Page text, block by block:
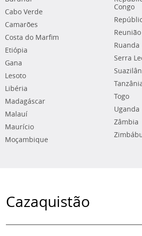
Cabo Verde
Camarões
Costa do Marfim
Etiópia
Gana
Lesoto
Libéria
Madagáscar
Malauí
Maurício
Moçambique
Congo
Reunião
Ruanda
Serra
Togo
Uganda
Zâmbia
Cazaquistão